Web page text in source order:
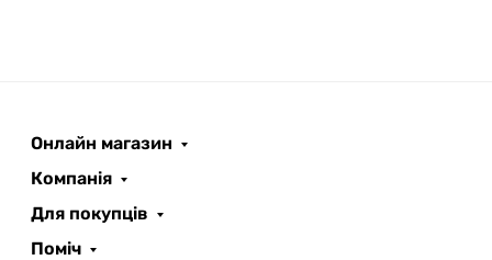
Онлайн магазин
Компанія
Для покупців
Поміч